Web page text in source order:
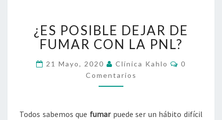
POSIBLE
DEJAR
DE
FUMAR
CON
LA
¿ES POSIBLE DEJAR DE
FUMAR CON LA PNL?
21 Mayo, 2020 Clínica Kahlo
0
Comentarios
Todos sabemos que fumarpuede ser un hábito difícil